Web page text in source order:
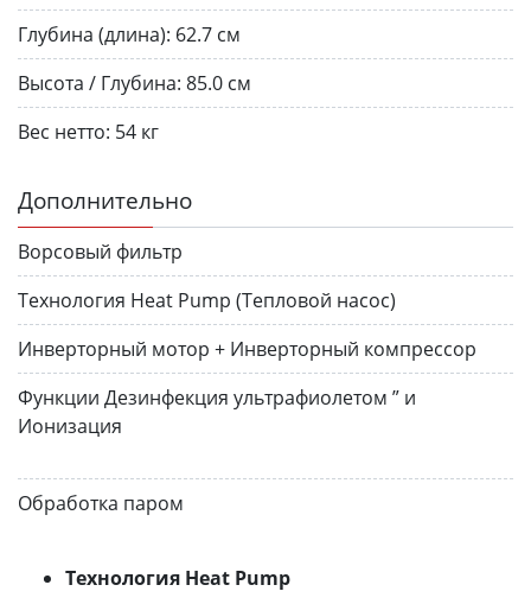
Глубина (длина): 62.7 см
Высота / Глубина: 85.0 см
Вес нетто: 54 кг
Дополнительно
Ворсовый фильтр
Технология Heat Pump (Тепловой насос)
Инверторный мотор + Инверторный компрессор
Функции Дезинфекция ультрафиолетом ” и
Ионизация
Обработка паром
Технология Heat Pump